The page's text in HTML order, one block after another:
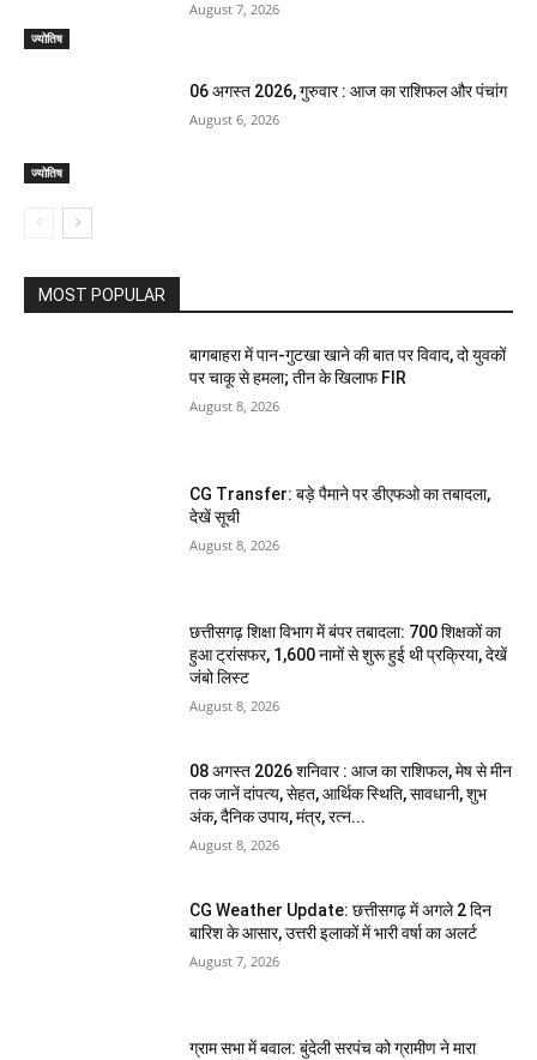
ज्योतिष
August 7, 2026
ज्योतिष
06 अगस्त 2026, गुरुवार : आज का राशिफल और पंचांग
August 6, 2026
MOST POPULAR
बागबाहरा में पान-गुटखा खाने की बात पर विवाद, दो युवकों
पर चाकू से हमला; तीन के खिलाफ FIR
August 8, 2026
CG Transfer: बड़े पैमाने पर डीएफओ का तबादला,
देखें सूची
August 8, 2026
छत्तीसगढ़ शिक्षा विभाग में बंपर तबादला: 700 शिक्षकों का
हुआ ट्रांसफर, 1,600 नामों से शुरू हुई थी प्रक्रिया, देखें
जंबो लिस्ट
August 8, 2026
08 अगस्त 2026 शनिवार : आज का राशिफल, मेष से मीन
तक जानें दांपत्य, सेहत, आर्थिक स्थिति, सावधानी, शुभ
अंक, दैनिक उपाय, मंत्र, रत्न...
August 8, 2026
CG Weather Update: छत्तीसगढ़ में अगले 2 दिन
बारिश के आसार, उत्तरी इलाकों में भारी वर्षा का अलर्ट
August 7, 2026
ग्राम सभा में बवाल: बुंदेली सरपंच को ग्रामीण ने मारा